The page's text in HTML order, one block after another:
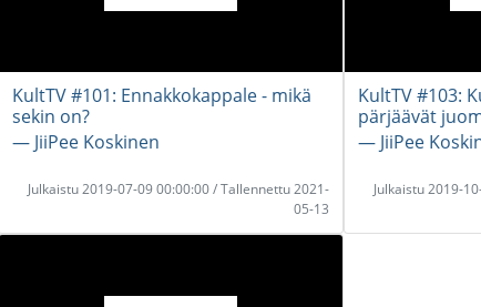
KultTV #101: Ennakkokappale - mikä
sekin on?
― JiiPee Koskinen
Julkaistu 2019-07-09 00:00:00 / Tallennettu 2021-
05-13
KultTV #103:
pärjäävät
― JiiPee
Julkaistu 2019-